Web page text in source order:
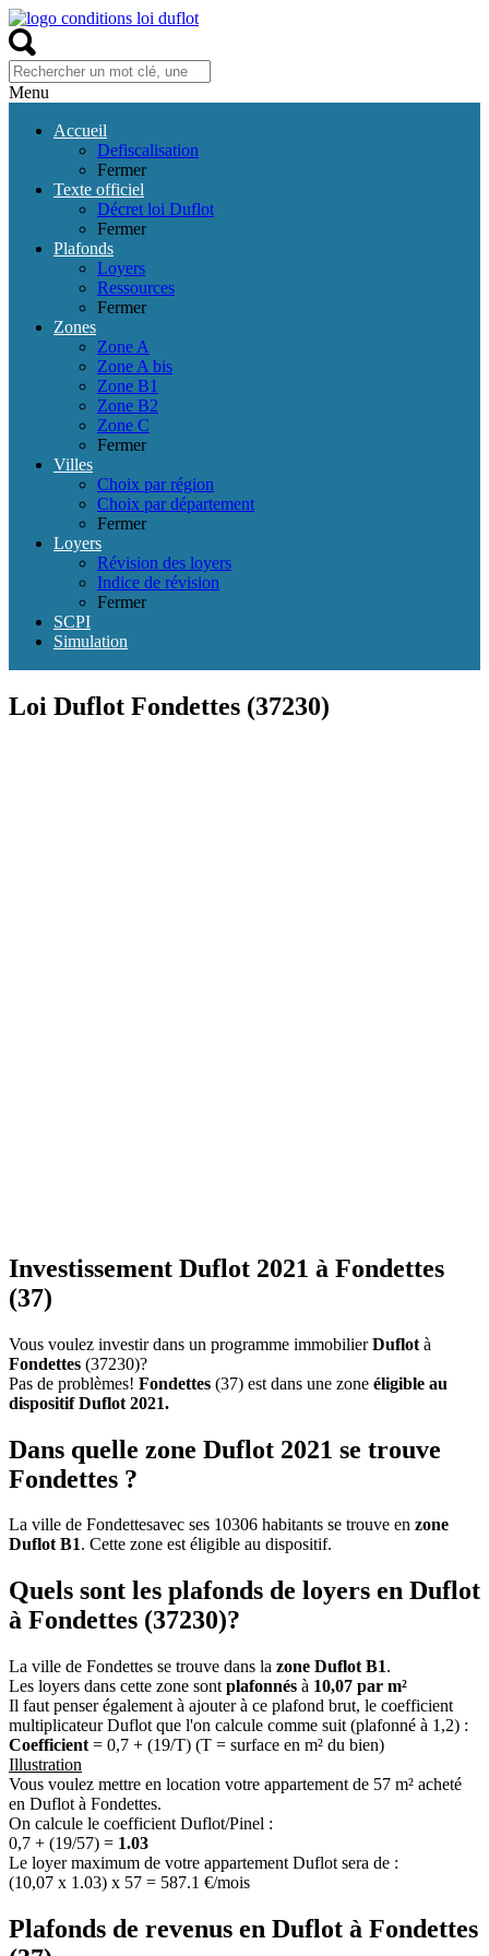
Menu
Accueil
Defiscalisation
Fermer
Texte officiel
Décret loi Duflot
Fermer
Plafonds
Loyers
Ressources
Fermer
Zones
Zone A
Zone A bis
Zone B1
Zone B2
Zone C
Fermer
Villes
Choix par région
Choix par département
Fermer
Loyers
Révision des loyers
Indice de révision
Fermer
SCPI
Simulation
Loi Duflot Fondettes (37230)
Investissement Duflot 2021 à Fondettes
(37)
Vous voulez investir dans un programme immobilierDuflot à
Fondettes (37230)?
Pas de problèmes! Fondettes (37) est dans une zone éligible au
dispositif Duflot 2021.
Dans quelle zone Duflot 2021 se trouve
Fondettes ?
La ville de Fondettesavec ses 10306 habitants se trouve en zone
Duflot B1. Cette zone est éligible au dispositif.
Quels sont les plafonds de loyers en Duflot
à Fondettes (37230)?
La ville de Fondettes se trouve dans la zone Duflot B1.
Les loyers dans cette zone sont plafonnés à 10,07 par m²
Il faut penser également à ajouter à ce plafond brut, le coefficient
multiplicateur Duflot que l'on calcule comme suit (plafonné à 1,2) :
Coefficient = 0,7 + (19/T) (T = surface en m² du bien)
Illustration
Vous voulez mettre en location votre appartement de 57 m² acheté
en Duflot à Fondettes.
On calcule le coefficient Duflot/Pinel :
0,7 + (19/57) = 1.03
Le loyer maximum de votre appartement Duflot sera de :
(10,07 x 1.03) x 57 = 587.1 €/mois
Plafonds de revenus en Duflot à Fondettes